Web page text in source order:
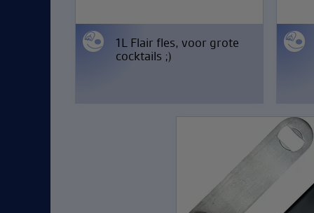
1L Flair fles, voor grote
cocktails ;)